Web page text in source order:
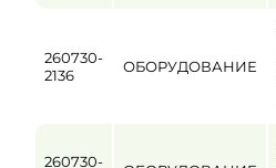
260730-
2136
ОБОРУДОВАНИЕ
260730-